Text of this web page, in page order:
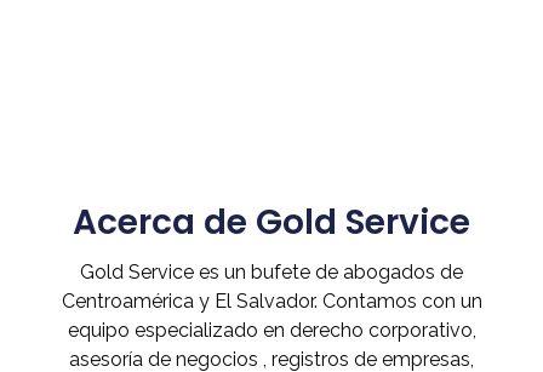
Acerca de Gold Service
Gold Service es un bufete de abogados de
Centroamérica y El Salvador. Contamos con un
equipo especializado en derecho corporativo,
asesoría de negocios , registros de empresas,